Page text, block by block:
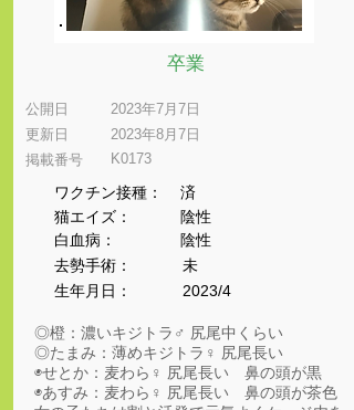
卒業
公開日
更新日
​掲載番号
2023年7月7日
2023年8月7日
K0173
ワクチン接種：
猫エイズ：
​白血病：
​去勢手術：
生年月日：
済
陰性
陰性
未
2023/4
◎橙：濃いキジトラ♂ 尻尾中くらい
◎たまみ：薄めキジトラ♀ 尻尾長い
◉せとか：麦わら♀ 尻尾長い 鼻の頭が黒
◉あすみ：麦わら♀ 尻尾長い 鼻の頭が茶色